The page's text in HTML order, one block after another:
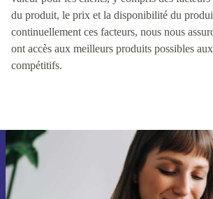
du produit, le prix et la disponibilité du
continuellement ces facteurs, nous nous
ont accès aux meilleurs produits possibles
compétitifs.
Recevoir offres et infos
par mail
Ne manquez plus aucune offre.